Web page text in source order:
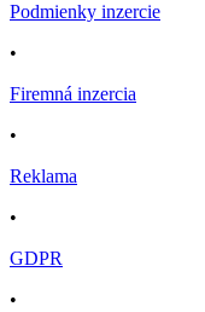
Podmienky inzercie
•
Firemná inzercia
•
Reklama
•
GDPR
•